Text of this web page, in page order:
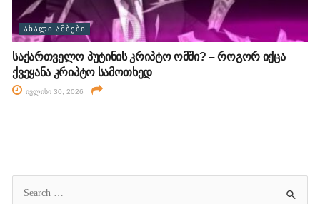
ᲐᲮᲐᲚᲘ ᲐᲛᲑᲔᲑᲘ
საქართველო პუტინის კრიპტო ომში? – როგორ იქცა
ქვეყანა კრიპტო სამოთხედ
ივლისი 30, 2026